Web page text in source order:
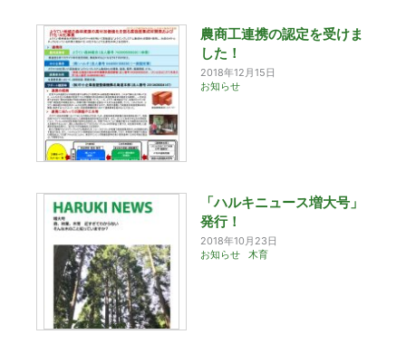
農商工連携の認定を受けま
した！
2018年12月15日
お知らせ
「ハルキニュース増大号」
発行！
2018年10月23日
お知らせ
木育